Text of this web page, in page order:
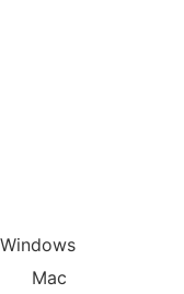
Windows
Mac